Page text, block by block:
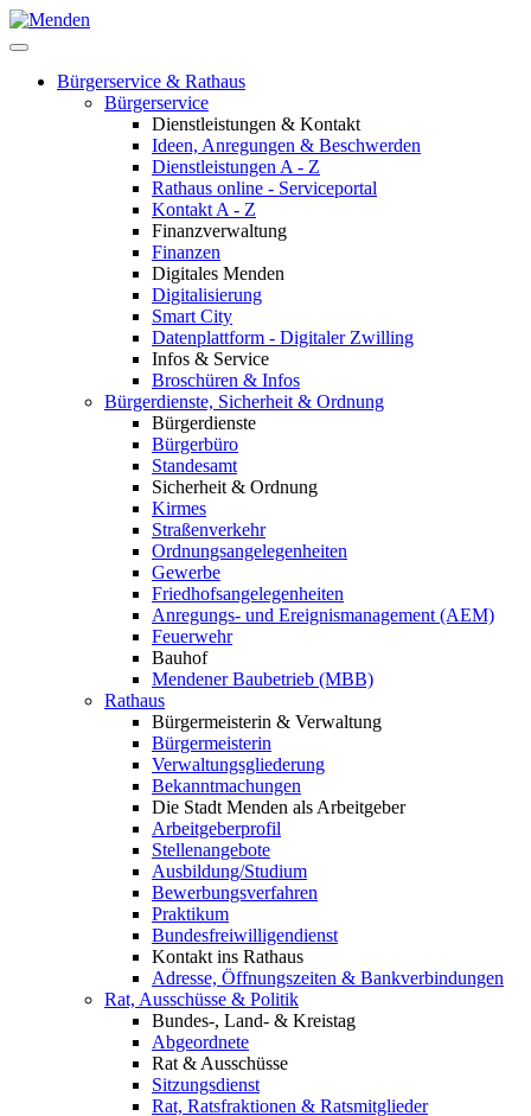
Bürgerservice & Rathaus
Bürgerservice
Dienstleistungen & Kontakt
Ideen, Anregungen & Beschwerden
Dienstleistungen A - Z
Rathaus online - Serviceportal
Kontakt A - Z
Finanzverwaltung
Finanzen
Digitales Menden
Digitalisierung
Smart City
Datenplattform - Digitaler Zwilling
Infos & Service
Broschüren & Infos
Bürgerdienste, Sicherheit & Ordnung
Bürgerdienste
Bürgerbüro
Standesamt
Sicherheit & Ordnung
Kirmes
Straßenverkehr
Ordnungsangelegenheiten
Gewerbe
Friedhofsangelegenheiten
Anregungs- und Ereignismanagement (AEM)
Feuerwehr
Bauhof
Mendener Baubetrieb (MBB)
Rathaus
Bürgermeisterin & Verwaltung
Bürgermeisterin
Verwaltungsgliederung
Bekanntmachungen
Die Stadt Menden als Arbeitgeber
Arbeitgeberprofil
Stellenangebote
Ausbildung/Studium
Bewerbungsverfahren
Praktikum
Bundesfreiwilligendienst
Kontakt ins Rathaus
Adresse, Öffnungszeiten & Bankverbindungen
Rat, Ausschüsse & Politik
Bundes-, Land- & Kreistag
Abgeordnete
Rat & Ausschüsse
Sitzungsdienst
Rat, Ratsfraktionen & Ratsmitglieder